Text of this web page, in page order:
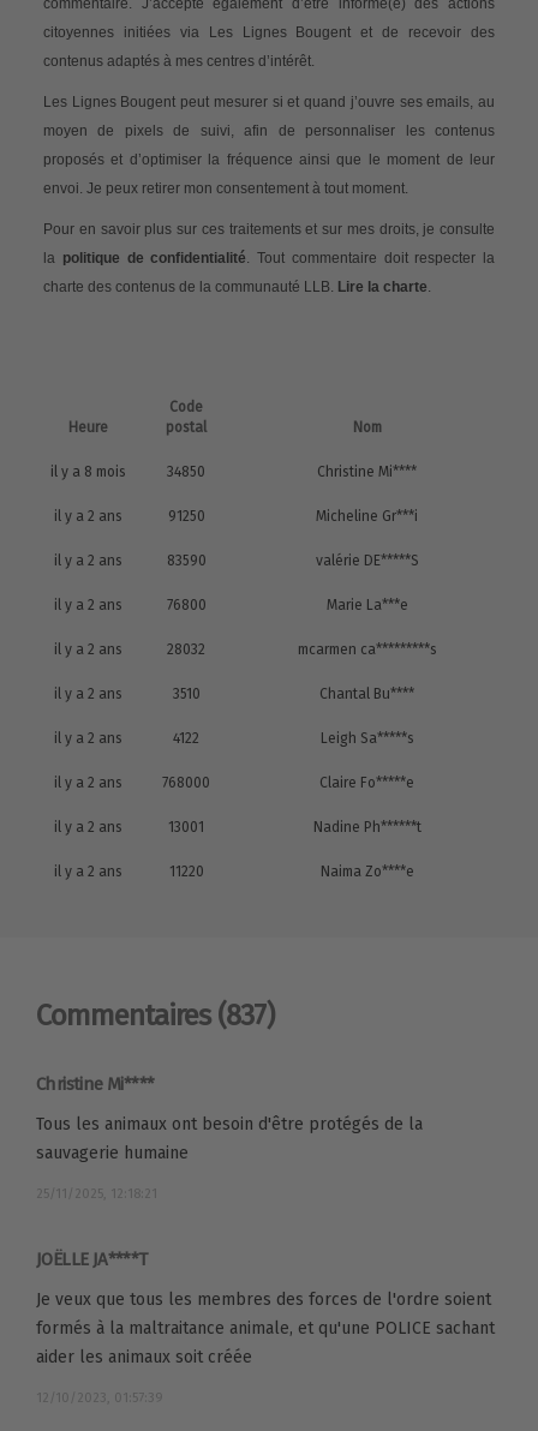
commentaire. J’accepte également d’être informé(e) des actions
citoyennes initiées via Les Lignes Bougent et de recevoir des
contenus adaptés à mes centres d’intérêt.
Les Lignes Bougent peut mesurer si et quand j’ouvre ses emails, au
moyen de pixels de suivi, afin de personnaliser les contenus
proposés et d’optimiser la fréquence ainsi que le moment de leur
envoi. Je peux retirer mon consentement à tout moment.
Pour en savoir plus sur ces traitements et sur mes droits, je consulte
la politique de confidentialité. Tout commentaire doit respecter la
charte des contenus de la communauté LLB. Lire la charte.
Heure
Code
postal
Nom
il y a 8 mois 34850 Christine Mi****
il y a 2 ans 91250 Micheline Gr***i
il y a 2 ans 83590 valérie DE*****S
il y a 2 ans 76800 Marie La***e
il y a 2 ans 28032 mcarmen ca*********s
il y a 2 ans 3510 Chantal Bu****
il y a 2 ans 4122 Leigh Sa*****s
il y a 2 ans 768000 Claire Fo*****e
il y a 2 ans 13001 Nadine Ph******t
il y a 2 ans 11220 Naima Zo****e
Commentaires (837)
Christine Mi****
Tous les animaux ont besoin d'être protégés de la
sauvagerie humaine
25/11/2025, 12:18:21
JOËLLE JA****T
Je veux que tous les membres des forces de l'ordre soient
formés à la maltraitance animale, et qu'une POLICE sachant
aider les animaux soit créée
12/10/2023, 01:57:39